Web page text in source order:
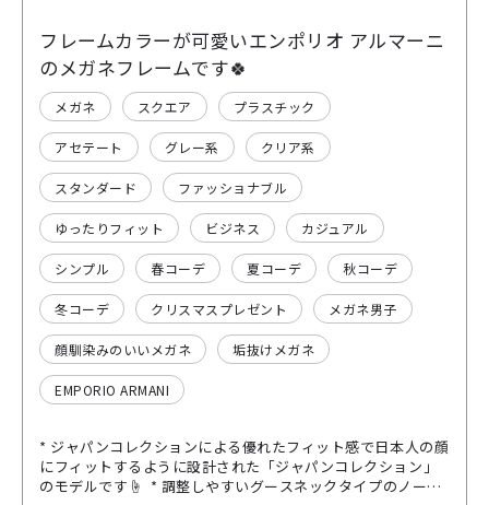
フレームカラーが可愛いエンポリオ アルマーニ
のメガネフレームです🍀
メガネ スクエア プラスチック
アセテート グレー系 クリア系
スタンダード ファッショナブル
ゆったりフィット ビジネス カジュアル
シンプル 春コーデ 夏コーデ 秋コーデ
冬コーデ クリスマスプレゼント メガネ男子
顔馴染みのいいメガネ 垢抜けメガネ
EMPORIO ARMANI
* ジャパンコレクションによる優れたフィット感で日本人の顔
にフィットするように設計された「ジャパンコレクション」
のモデルです☝️ * 調整しやすいグースネックタイプのノーズ